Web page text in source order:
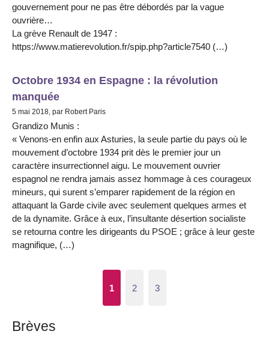
gouvernement pour ne pas être débordés par la vague
ouvrière…
La grève Renault de 1947 :
https://www.matierevolution.fr/spip.php?article7540 (…)
Octobre 1934 en Espagne : la révolution
manquée
5 mai 2018, par Robert Paris
Grandizo Munis :
« Venons-en enfin aux Asturies, la seule partie du pays où le
mouvement d’octobre 1934 prit dès le premier jour un
caractère insurrectionnel aigu. Le mouvement ouvrier
espagnol ne rendra jamais assez hommage à ces courageux
mineurs, qui surent s’emparer rapidement de la région en
attaquant la Garde civile avec seulement quelques armes et
de la dynamite. Grâce à eux, l’insultante désertion socialiste
se retourna contre les dirigeants du PSOE ; grâce à leur geste
magnifique, (…)
1 2 3
Brèves